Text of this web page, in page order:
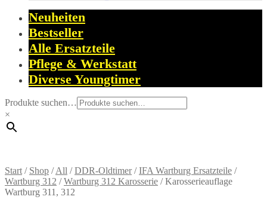
Neuheiten
Bestseller
Alle Ersatzteile
Pflege & Werkstatt
Diverse Youngtimer
Produkte suchen…
×
Start / Shop /All /DDR-Oldtimer/IFA Wartburg Ersatzteile /
Wartburg 312 /Wartburg 312 Karosserie /Karosserieauflage
Wartburg 311, 312